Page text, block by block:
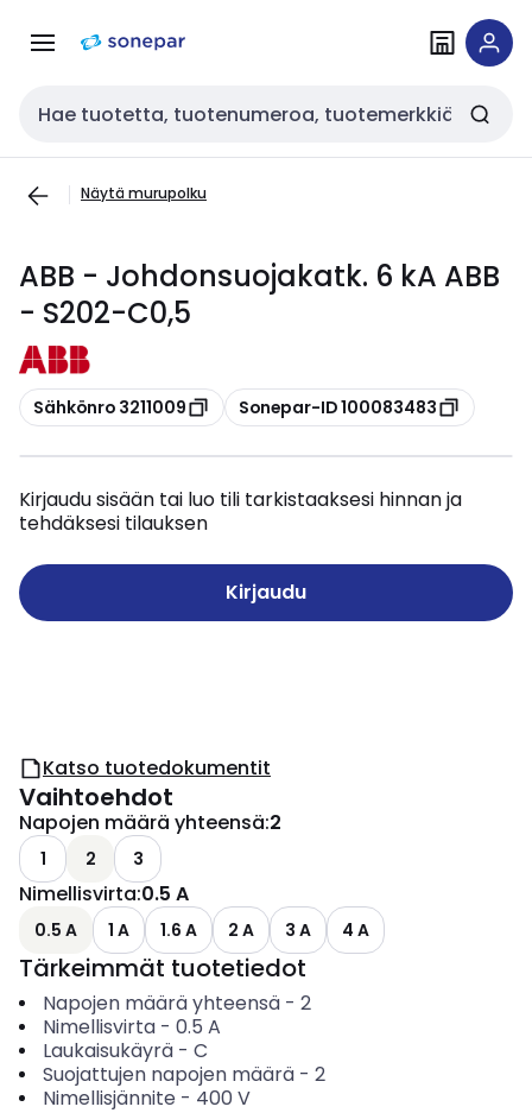
navigointiinsisältöön
Haku
Näytä murupolku
ABB - Johdonsuojakatk. 6 kA ABB
- S202-C0,5
Kopioi
Sähkönro 3211009 Kopioi
Sonepar-ID 100083483
Kirjaudu sisään tai luo tili tarkistaaksesi hinnan ja
tehdäksesi tilauksen
Kirjaudu
Katso tuotedokumentit
Vaihtoehdot
Napojen määrä yhteensä:2
1 2 3
Nimellisvirta:0.5 A
0.5 A 1 A 1.6 A 2 A 3 A 4 A
Tärkeimmät tuotetiedot
Napojen määrä yhteensä- 2
Nimellisvirta- 0.5 A
Laukaisukäyrä- C
Suojattujen napojen määrä- 2
Nimellisjännite - 400 V